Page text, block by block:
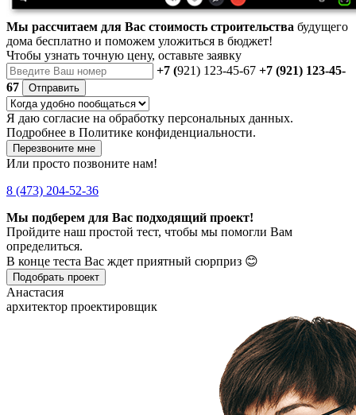
Мы рассчитаем для Вас стоимость строительства будущего
дома бесплатно и поможем уложиться в бюджет!
Чтобы узнать точную цену, оставьте заявку
+7 (921) 123-45-67 +7 (921) 123-45-
67
Отправить
Я даю согласие на обработку персональных данных.
Подробнее в Политике конфиденциальности.
Перезвоните мне
Или просто позвоните нам!
8 (473) 204-52-36
Мы подберем для Вас подходящий проект!
Пройдите наш простой тест, чтобы мы помогли Вам
определиться.
В конце теста Вас ждет приятный сюрприз 😊
Подобрать проект
Анастасия
архитектор проектировщик